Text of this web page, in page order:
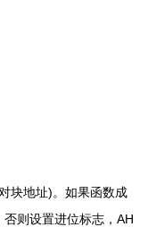
块地址)。如果函数成
则设置进位标志，AH